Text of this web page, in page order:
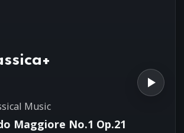
De Falla (1876-1946)
Ughi, violino - I Filarmonici di Roma
Music
Maggiore No.1 Op.21